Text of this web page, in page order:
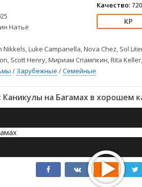
Натьё
Качество:
Nikkels, Luke Campanella, Nova Chez, Sol
Scott Henry, Мириам Спампкин, Rita
/ Зарубежные /Семейные
на Багамах в хорошем